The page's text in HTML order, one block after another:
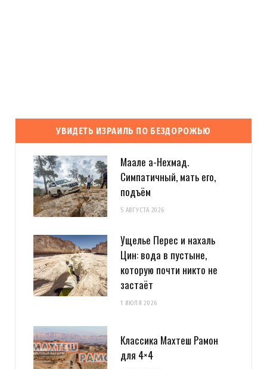
УВИДЕТЬ ИЗРАИЛЬ ПО БЕЗДОРОЖЬЮ
Маале а-Нехмад.
Симпатичный, мать его,
подъём
5 АВГУСТА 2026
Ущелье Перес и нахаль
Цин: вода в пустыне,
которую почти никто не
застаёт
1 ИЮЛЯ 2026
Классика Махтеш Рамон
для 4×4